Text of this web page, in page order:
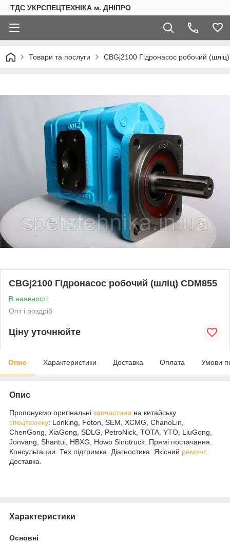
ТДС УКРСПЕЦТЕХНІКА м. ДНІПРО
Товари та послуги CBGj2100 Гідронасос робочий
CBGj2100 Гідронасос робочий (шліц) CDM855
В наявності
Опт і роздріб
Ціну уточнюйте
Опис Характеристики Доставка Оплата Умови
Опис
Пропонуємо оригінальні запчастини на китайську
спецтехніку: Lonking, Foton, SEM, XCMG, ChanoLin,
ChenGong, XiaGong, SDLG, PetroNick, TOTA, YTO, LiuGong,
Jonvang, Shantui, HBXG, Howo Sinotruck. Прямі постачання.
Консультации. Тех підтримка. Діагностика. Якісний ремонт.
Доставка.
Характеристики
Основні